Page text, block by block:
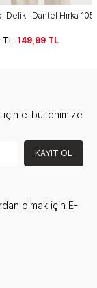
Dantel Hırka 1053
149,99TL
için e-bültenimize
KAYIT OL
olmak için E-